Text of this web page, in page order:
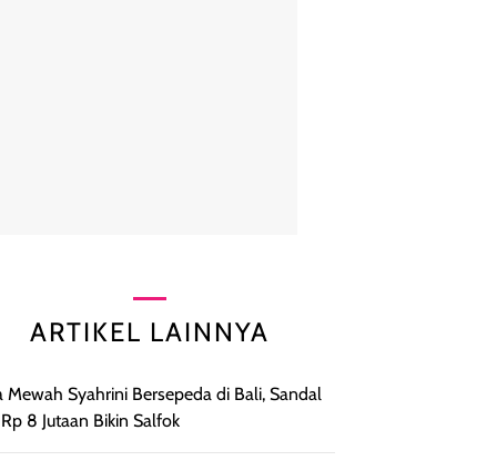
ARTIKEL LAINNYA
Mewah Syahrini Bersepeda di Bali, Sandal
Rp 8 Jutaan Bikin Salfok